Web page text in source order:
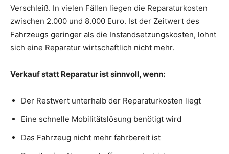
Verschleiß. In vielen Fällen liegen die Reparaturkosten
zwischen 2.000 und 8.000 Euro. Ist der Zeitwert des
Fahrzeugs geringer als die Instandsetzungskosten, lohnt
sich eine Reparatur wirtschaftlich nicht mehr.
Verkauf statt Reparatur ist sinnvoll, wenn:
Der Restwert unterhalb der Reparaturkosten liegt
Eine schnelle Mobilitätslösung benötigt wird
Das Fahrzeug nicht mehr fahrbereit ist